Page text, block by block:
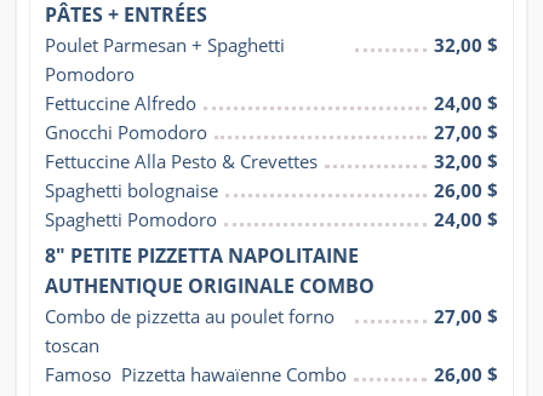
PÂTES + ENTRÉES
Poulet Parmesan + Spaghetti
Pomodoro
32,00 $
Fettuccine Alfredo
24,00 $
Gnocchi Pomodoro
27,00 $
Fettuccine Alla Pesto & Crevettes
32,00 $
Spaghetti bolognaise
26,00 $
Spaghetti Pomodoro
24,00 $
8" PETITE PIZZETTA NAPOLITAINE
AUTHENTIQUE ORIGINALE COMBO
Combo de pizzetta au poulet forno
toscan
27,00 $
Famoso  Pizzetta hawaïenne Combo
26,00 $